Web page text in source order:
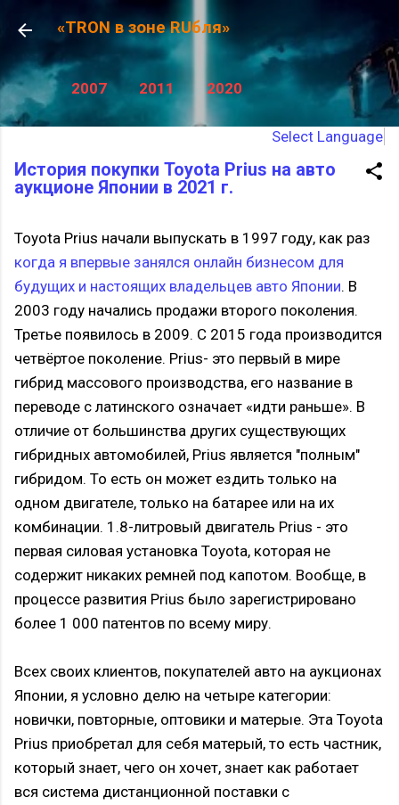
К основному контенту
«TRON в зоне RUбля»
2007 2011 2020
Select Language
История покупки Toyota Prius на авто
аукционе Японии в 2021 г.
Toyota Prius начали выпускать в 1997 году, как раз
когда я впервые занялся онлайн бизнесом для
будущих и настоящих владельцев авто Японии. В
2003 году начались продажи второго поколения.
Третье появилось в 2009. С 2015 года производится
четвёртое поколение. Prius- это первый в мире
гибрид массового производства, его название в
переводе с латинского означает «идти раньше». В
отличие от большинства других существующих
гибридных автомобилей, Prius является "полным"
гибридом. То есть он может ездить только на
одном двигателе, только на батарее или на их
комбинации. 1.8-литровый двигатель Prius - это
первая силовая установка Toyota, которая не
содержит никаких ремней под капотом. Вообще, в
процессе развития Prius было зарегистрировано
более 1 000 патентов по всему миру.
Всех своих клиентов, покупателей авто на аукционах
Японии, я условно делю на четыре категории:
новички, повторные, оптовики и матерые. Эта Toyota
Prius приобретал для себя матерый, то есть частник,
который знает, чего он хочет, знает как работает
вся система дистанционной поставки с